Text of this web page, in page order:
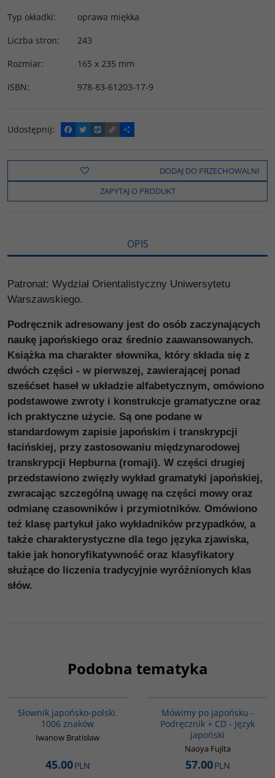
Typ okładki:
oprawa miękka
Liczba stron:
243
Rozmiar:
165 x 235 mm
ISBN: 978-83-61203-17-9
Udostępnij:
F
a
e
o
k
T
w
t
t
e
W
y
o
C
o
y
i
n
k
P
o
z
e
l
s
DODAJ DO PRZECHOWALNI
ZAPYTAJ O PRODUKT
OPIS
Patronat: Wydział Orientalistyczny Uniwersytetu
Warszawskiego.
Podręcznik adresowany jest do osób zaczynających
naukę japońskiego oraz średnio zaawansowanych.
Książka ma charakter słownika, który składa się z
dwóch części - w pierwszej, zawierającej ponad
sześćset haseł w układzie alfabetycznym, omówiono
podstawowe zwroty i konstrukcje gramatyczne oraz
ich praktyczne użycie. Są one podane w
standardowym zapisie japońskim i transkrypcji
łacińskiej, przy zastosowaniu międzynarodowej
transkrypcji Hepburna (romaji). W części drugiej
przedstawiono zwięzły wykład gramatyki japońskiej,
zwracając szczególną uwagę na części mowy oraz
odmianę czasowników i przymiotników. Omówiono
też klasę partykuł jako wykładników przypadków, a
także charakterystyczne dla tego języka zjawiska,
takie jak honoryfikatywność oraz klasyfikatory
służące do liczenia tradycyjnie wyróżnionych klas
słów.
Podobna tematyka
Słownik japońsko-polski.
1006 znaków
Iwanow Bratisław
45.00PLN
Mówimy po japońsku -
Podręcznik + CD - Język
japoński
Naoya Fujita
57.00PLN